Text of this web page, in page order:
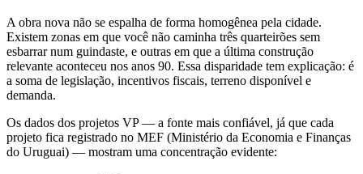
A obra nova não se espalha de forma homogênea pela cidade.
Existem zonas em que você não caminha três quarteirões sem
esbarrar num guindaste, e outras em que a última construção
relevante aconteceu nos anos 90. Essa disparidade tem explicação: é
a soma de legislação, incentivos fiscais, terreno disponível e
demanda.
Os dados dos projetos VP — a fonte mais confiável, já que cada
projeto fica registrado no MEF (Ministério da Economia e Finanças
do Uruguai) — mostram uma concentração evidente: